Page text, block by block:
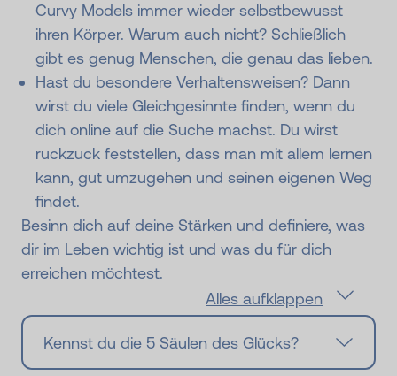
Curvy Models immer wieder selbstbewusst
ihren Körper. Warum auch nicht? Schließlich
gibt es genug Menschen, die genau das lieben.
Hast du besondere Verhaltensweisen? Dann
wirst du viele Gleichgesinnte finden, wenn du
dich online auf die Suche machst. Du wirst
ruckzuck feststellen, dass man mit allem lernen
kann, gut umzugehen und seinen eigenen Weg
findet.
Besinn dich auf deine Stärken und definiere, was
dir im Leben wichtig ist und was du für dich
erreichen möchtest.
Alles aufklappen
Kennst du die 5 Säulen des Glücks?